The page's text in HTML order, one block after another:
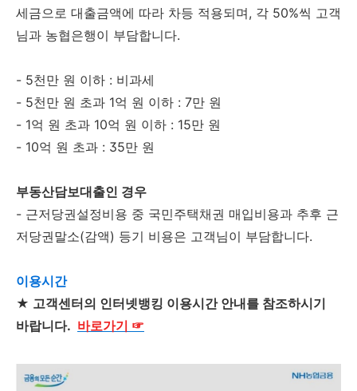
세금으로 대출금액에 따라 차등 적용되며, 각 50%씩 고객
님과 농협은행이 부담합니다.
- 5천만 원 이하 : 비과세
- 5천만 원 초과 1억 원 이하 : 7만 원
- 1억 원 초과 10억 원 이하 : 15만 원
- 10억 원 초과 : 35만 원
부동산담보대출인 경우
- 근저당권설정비용 중 국민주택채권 매입비용과 추후 근
저당권말소(감액) 등기 비용은 고객님이 부담합니다.
이용시간
★ 고객센터의 인터넷뱅킹 이용시간 안내를 참조하시기
바랍니다. 바로가기 ☞